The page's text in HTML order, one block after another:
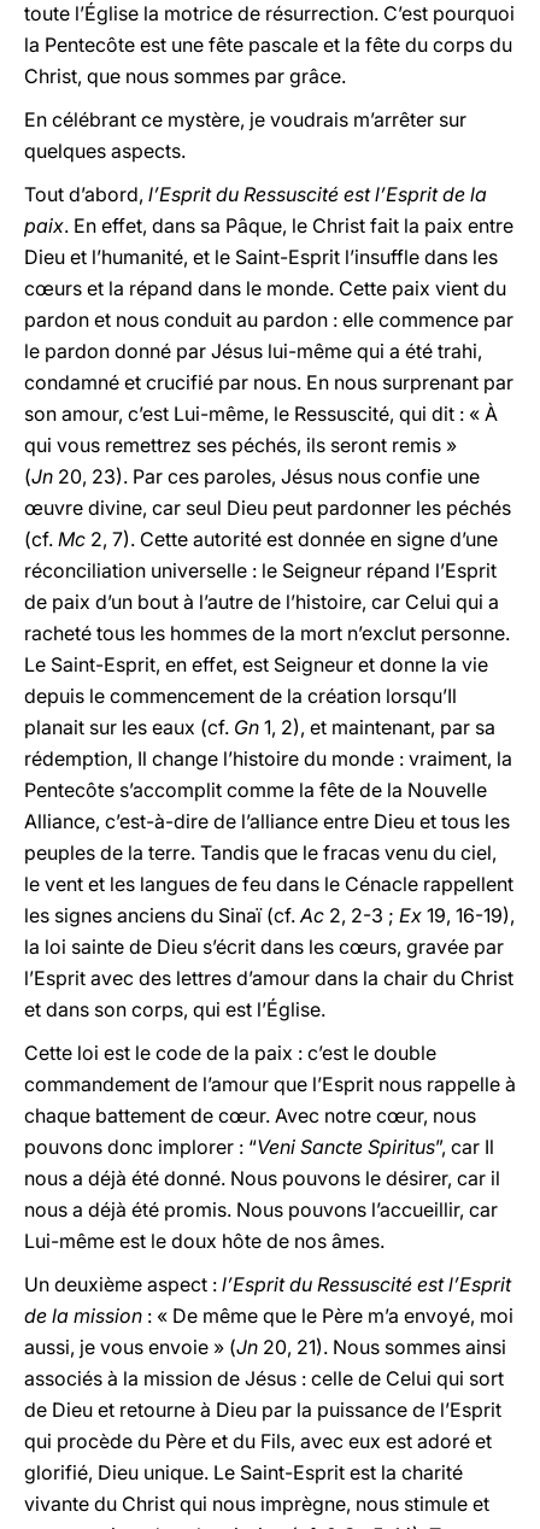
toute l’Église la motrice de résurrection. C’est pourquoi
la Pentecôte est une fête pascale et la fête du corps du
Christ, que nous sommes par grâce.
En célébrant ce mystère, je voudrais m’arrêter sur
quelques aspects.
Tout d’abord, l’Esprit du Ressuscité est l’Esprit de la
paix. En effet, dans sa Pâque, le Christ fait la paix entre
Dieu et l’humanité, et le Saint-Esprit l’insuffle dans les
cœurs et la répand dans le monde. Cette paix vient du
pardon et nous conduit au pardon : elle commence par
le pardon donné par Jésus lui-même qui a été trahi,
condamné et crucifié par nous. En nous surprenant par
son amour, c’est Lui-même, le Ressuscité, qui dit : « À
qui vous remettrez ses péchés, ils seront remis »
(Jn 20, 23). Par ces paroles, Jésus nous confie une
œuvre divine, car seul Dieu peut pardonner les péchés
(cf. Mc 2, 7). Cette autorité est donnée en signe d’une
réconciliation universelle : le Seigneur répand l’Esprit
de paix d’un bout à l’autre de l’histoire, car Celui qui a
racheté tous les hommes de la mort n’exclut personne.
Le Saint-Esprit, en effet, est Seigneur et donne la vie
depuis le commencement de la création lorsqu’Il
planait sur les eaux (cf. Gn 1, 2), et maintenant, par sa
rédemption, Il change l’histoire du monde : vraiment, la
Pentecôte s’accomplit comme la fête de la Nouvelle
Alliance, c’est-à-dire de l’alliance entre Dieu et tous les
peuples de la terre. Tandis que le fracas venu du ciel,
le vent et les langues de feu dans le Cénacle rappellent
les signes anciens du Sinaï (cf.Ac 2, 2-3 ; Ex 19, 16-19),
la loi sainte de Dieu s’écrit dans les cœurs, gravée par
l’Esprit avec des lettres d’amour dans la chair du Christ
et dans son corps, qui est l’Église.
Cette loi est le code de la paix : c’est le double
commandement de l’amour que l’Esprit nous rappelle à
chaque battement de cœur. Avec notre cœur, nous
pouvons donc implorer : “Veni Sancte Spiritus”, car Il
nous a déjà été donné. Nous pouvons le désirer, car il
nous a déjà été promis. Nous pouvons l’accueillir, car
Lui-même est le doux hôte de nos âmes.
Un deuxième aspect : l’Esprit du Ressuscité est l’Esprit
de la mission : « De même que le Père m’a envoyé, moi
aussi, je vous envoie » (Jn 20, 21). Nous sommes ainsi
associés à la mission de Jésus : celle de Celui qui sort
de Dieu et retourne à Dieu par la puissance de l’Esprit
qui procède du Père et du Fils, avec eux est adoré et
glorifié, Dieu unique. Le Saint-Esprit est la charité
vivante du Christ qui nous imprègne, nous stimule et